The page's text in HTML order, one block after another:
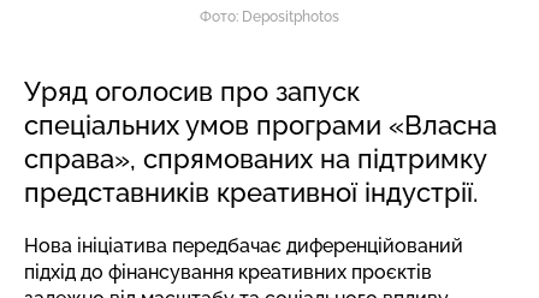
Фото: Depositphotos
Уряд оголосив про запуск
спеціальних умов програми «Власна
справа», спрямованих на підтримку
представників креативної індустрії.
Нова ініціатива передбачає диференційований
підхід до фінансування креативних проєктів